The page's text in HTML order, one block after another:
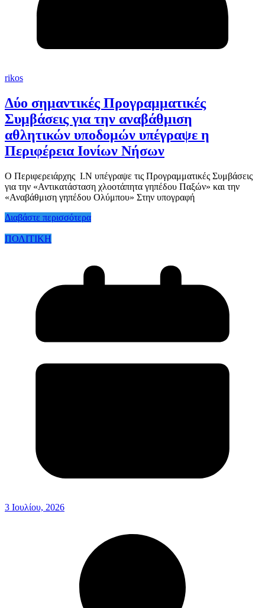
rikos
Δύο σημαντικές Προγραμματικές
Συμβάσεις για την αναβάθμιση
αθλητικών υποδομών υπέγραψε η
Περιφέρεια Ιονίων Νήσων
Ο Περιφερειάρχης Ι.Ν υπέγραψε τις Προγραμματικές Συμβάσεις
για την «Αντικατάσταση χλοοτάπητα γηπέδου Παξών» και την
«Αναβάθμιση γηπέδου Ολύμπου» Στην υπογραφή
Διαβάστε περισσότερα
ΠΟΛΙΤΙΚΗ
3 Ιουλίου, 2026